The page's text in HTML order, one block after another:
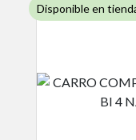
Disponible en